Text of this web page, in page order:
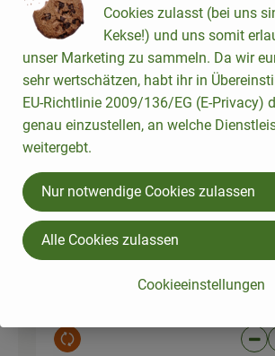
100 g
Oliven
(steinlos)
Auswahl ändern
Olivenmix
180g
1 Bund
glatte
Auswahl ändern
Cookies zulasst (bei uns
Kekse!) und uns somit
unser Marketing zu sammeln. Da wir
sehr wertschätzen, habt ihr in
EU-Richtlinie 2009/136/EG (E-Privacy)
genau einzustellen, an welche
weitergebt.
Cookieeinstellungen
Nur notwendige Cookies zulassen
Alle Cookies zulassen